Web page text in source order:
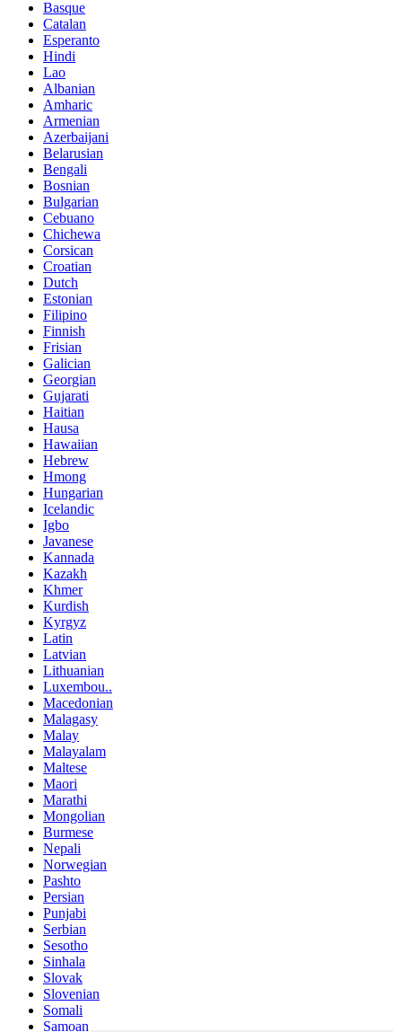
Basque
Catalan
Esperanto
Hindi
Lao
Albanian
Amharic
Armenian
Azerbaijani
Belarusian
Bengali
Bosnian
Bulgarian
Cebuano
Chichewa
Corsican
Croatian
Dutch
Estonian
Filipino
Finnish
Frisian
Galician
Georgian
Gujarati
Haitian
Hausa
Hawaiian
Hebrew
Hmong
Hungarian
Icelandic
Igbo
Javanese
Kannada
Kazakh
Khmer
Kurdish
Kyrgyz
Latin
Latvian
Lithuanian
Luxembou..
Macedonian
Malagasy
Malay
Malayalam
Maltese
Maori
Marathi
Mongolian
Burmese
Nepali
Norwegian
Pashto
Persian
Punjabi
Serbian
Sesotho
Sinhala
Slovak
Slovenian
Somali
Samoan